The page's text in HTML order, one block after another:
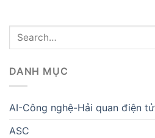
DANH MỤC
AI-Công nghệ-Hải quan điện tử
ASC